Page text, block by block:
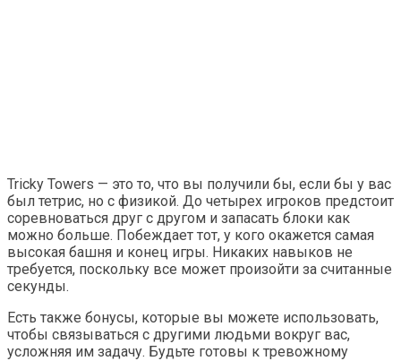
Tricky Towers — это то, что вы получили бы, если бы у вас
был тетрис, но с физикой. До четырех игроков предстоит
соревноваться друг с другом и запасать блоки как
можно больше. Побеждает тот, у кого окажется самая
высокая башня и конец игры. Никаких навыков не
требуется, поскольку все может произойти за считанные
секунды.
Есть также бонусы, которые вы можете использовать,
чтобы связываться с другими людьми вокруг вас,
усложняя им задачу. Будьте готовы к тревожному